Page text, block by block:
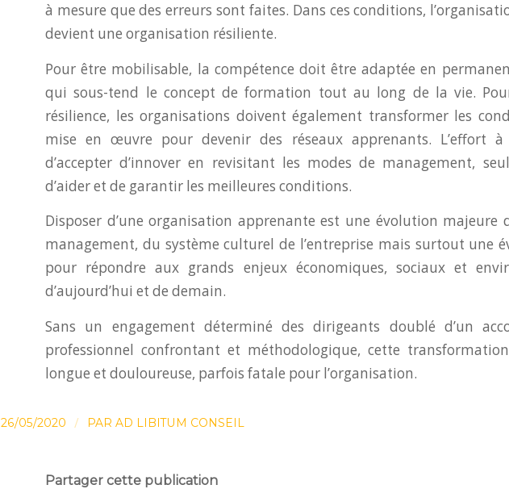
à mesure que des erreurs sont faites. Dans ces conditions,
devient une organisation résiliente.
Pour être mobilisable, la compétence doit être adaptée en
qui sous-tend le concept de formation tout au long de la vie.
résilience, les organisations doivent également transformer les
mise en œuvre pour devenir des réseaux apprenants. L’effort à
d’accepter d’innover en revisitant les modes de management,
d’aider et de garantir les meilleures conditions.
Disposer d’une organisation apprenante est une évolution majeure
management, du système culturel de l’entreprise mais surtout une
pour répondre aux grands enjeux économiques, sociaux et
d’aujourd’hui et de demain.
Sans un engagement déterminé des dirigeants doublé d’un
professionnel confrontant et méthodologique, cette
longue et douloureuse, parfois fatale pour l’organisation.
26/05/2020 / PAR AD LIBITUM CONSEIL
Partager cette publication